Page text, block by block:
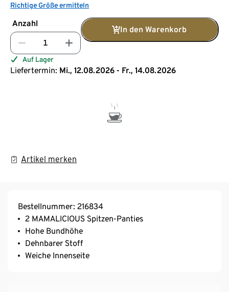
Richtige Größe ermitteln
Anzahl
In den Warenkorb
Auf Lager
Liefertermin: Mi., 12.08.2026 - Fr., 14.08.2026
Artikel merken
Bestellnummer: 216834
2 MAMALICIOUS Spitzen-Panties
Hohe Bundhöhe
Dehnbarer Stoff
Weiche Innenseite